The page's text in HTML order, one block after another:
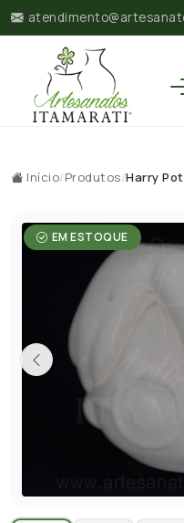
Início/Produtos/Harry
EM ESTOQUE